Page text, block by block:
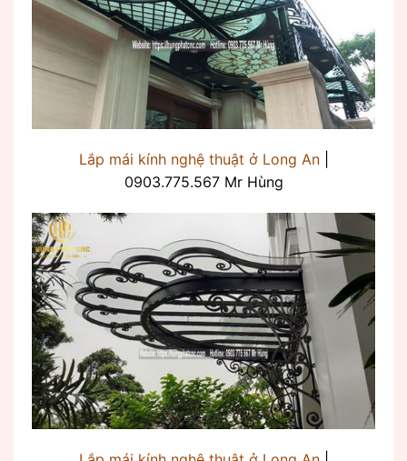
Lắp mái kính nghệ thuật ở Long An|
0903.775.567 Mr Hùng